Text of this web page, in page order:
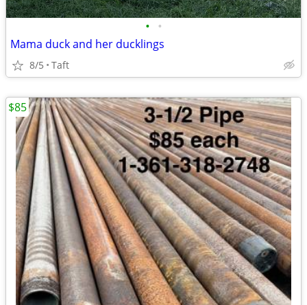
• •
Mama duck and her ducklings
8/5 Taft
$85